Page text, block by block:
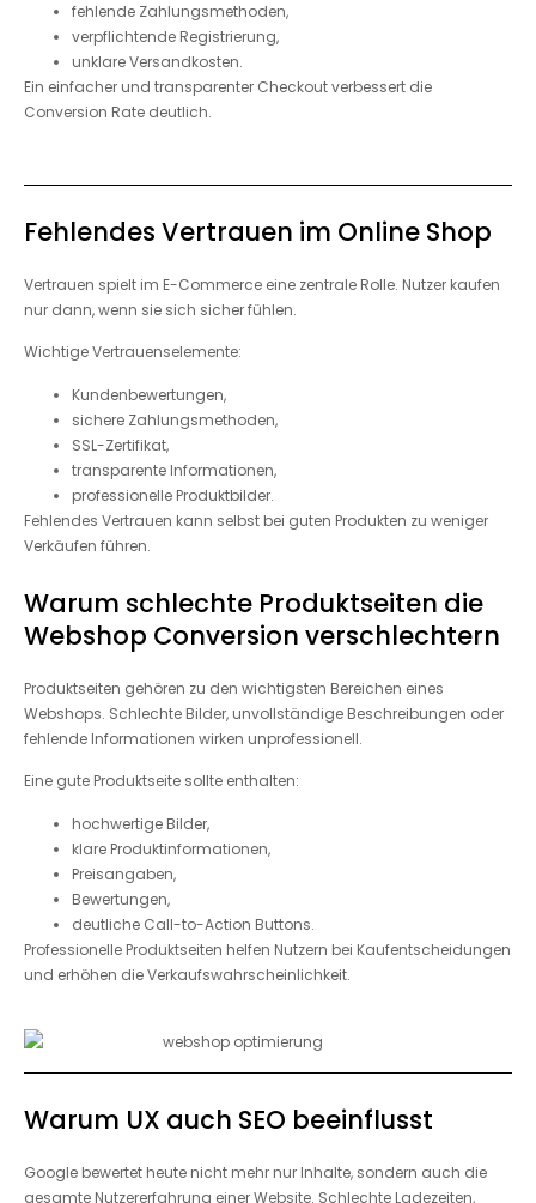
fehlende Zahlungsmethoden,
verpflichtende Registrierung,
unklare Versandkosten.
Ein einfacher und transparenter Checkout verbessert die
Conversion Rate deutlich.
Fehlendes Vertrauen im Online Shop
Vertrauen spielt im E-Commerce eine zentrale Rolle. Nutzer kaufen
nur dann, wenn sie sich sicher fühlen.
Wichtige Vertrauenselemente:
Kundenbewertungen,
sichere Zahlungsmethoden,
SSL-Zertifikat,
transparente Informationen,
professionelle Produktbilder.
Fehlendes Vertrauen kann selbst bei guten Produkten zu weniger
Verkäufen führen.
Warum schlechte Produktseiten die
Webshop Conversion verschlechtern
Produktseiten gehören zu den wichtigsten Bereichen eines
Webshops. Schlechte Bilder, unvollständige Beschreibungen oder
fehlende Informationen wirken unprofessionell.
Eine gute Produktseite sollte enthalten:
hochwertige Bilder,
klare Produktinformationen,
Preisangaben,
Bewertungen,
deutliche Call-to-Action Buttons.
Professionelle Produktseiten helfen Nutzern bei Kaufentscheidungen
und erhöhen die Verkaufswahrscheinlichkeit.
Warum UX auch SEO beeinflusst
Google bewertet heute nicht mehr nur Inhalte, sondern auch die
gesamte Nutzererfahrung einer Website. Schlechte Ladezeiten,